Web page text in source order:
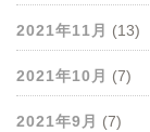
2021年11月 (13)
2021年10月 (7)
2021年9月 (7)